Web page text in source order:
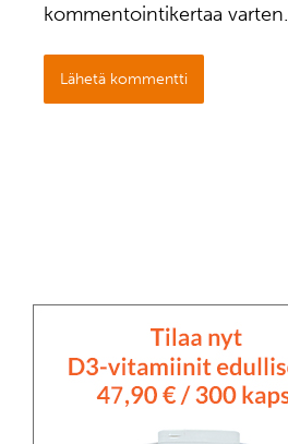
kommentointikertaa varten.